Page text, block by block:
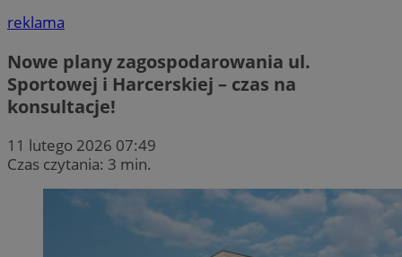
reklama
Nowe plany zagospodarowania ul.
Sportowej i Harcerskiej – czas na
konsultacje!
11 lutego 2026 07:49
Czas czytania: 3 min.